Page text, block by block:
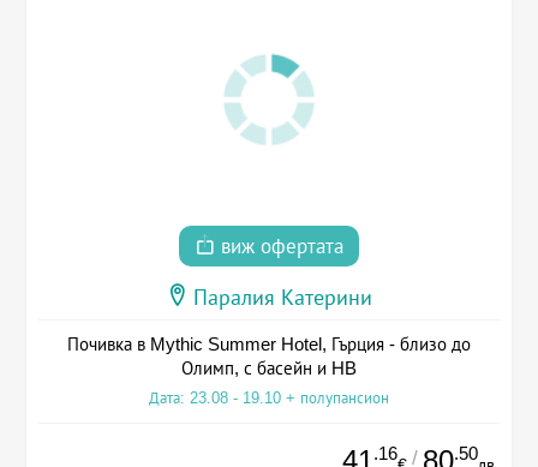
виж офертата
Паралия Катерини
Почивка в Mythic Summer Hotel, Гърция - близо до
Олимп, с басейн и HB
Дата: 23.08 - 19.10 + полупансион
41.16 / 80.50